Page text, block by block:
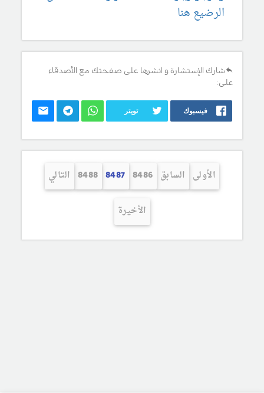
الرضيع هنا
شارك الإستشارة و انشرها على صفحتك مع الأصدقاء
على:
فيسبوك تويتر
الأولى السابق 8486
8487
8488 التالي
الأخيرة